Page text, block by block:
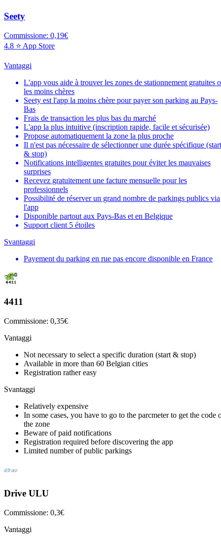
Seety
Commissione: 0,19€
4.8 ⭐ App Store
Vantaggi
L'app vous aide à trouver les zones de stationnement gratuites
les moins chères
Seety est l'app la moins chère pour payer son parking au Pays-
Bas
Frais de transaction les plus bas du marché
L'app la plus intuitive (inscription rapide, facile et sécurisée)
Propose automatiquement la zone la plus proche
Il n'est pas nécessaire de sélectionner une durée spécifique (start
& stop)
Notifications intelligentes gratuites pour éviter les mauvaises
surprises
Recevez gratuitement une facture mensuelle pour les
professionnels
Possibilité de réserver un grand nombre de parkings publics via
l'app
Disponible partout aux Pays-Bas et en Belgique
Support client 5 étoiles
Svantaggi
Payement du parking en rue pas encore disponible en France
4411
Commissione: 0,35€
Vantaggi
Not necessary to select a specific duration (start & stop)
Available in more than 60 Belgian cities
Registration rather easy
Svantaggi
Relatively expensive
In some cases, you have to go to the parcmeter to get the code
the zone
Beware of paid notifications
Registration required before discovering the app
Limited number of public parkings
Drive ULU
Commissione: 0,3€
Vantaggi